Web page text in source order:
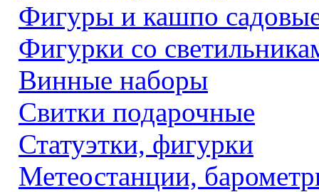
Фигуры и кашпо
Фигурки со
Винные наборы
Свитки подарочные
Статуэтки, фигурки
Метеостанции,